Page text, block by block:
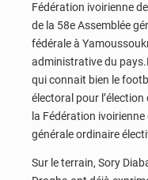
Fédération ivoirienne
de la 58e Assemblée
fédérale à
administrative du
qui connait bien le
électoral pour
la Fédération
générale ordinaire
Sur le terrain, Sory